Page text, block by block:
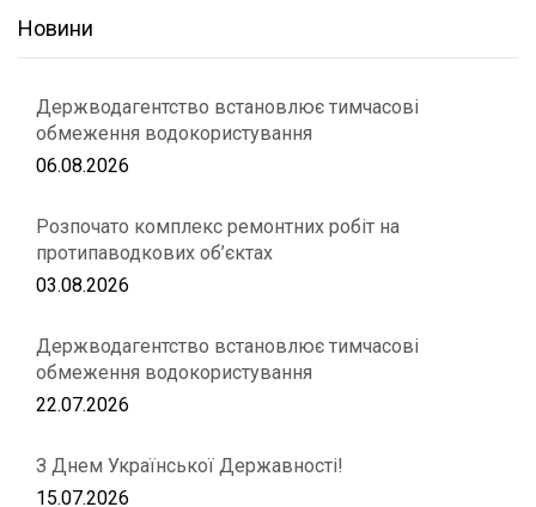
Новини
Держводагентство встановлює тимчасові
обмеження водокористування
06.08.2026
Розпочато комплекс ремонтних робіт на
протипаводкових об’єктах
03.08.2026
Держводагентство встановлює тимчасові
обмеження водокористування
22.07.2026
З Днем Української Державності!
15.07.2026